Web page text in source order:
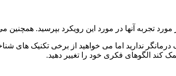
مورد تجربه آنها در مورد این رویکرد بپرسید.
درمانگر ندارید اما می خواهید از برخی تکنیک های
کند الگوهای فکری خود را تغییر دهید.